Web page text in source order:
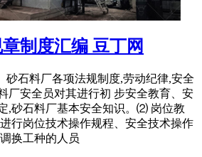
制度汇编 豆丁网
砂石料厂各项法规制度,劳动纪律,安全
厂安全员对其进行初 步安全教育、安
,砂石料厂基本安全知识。⑵ 岗位教
行岗位技术操作规程、安全技术操作
换工种的人员